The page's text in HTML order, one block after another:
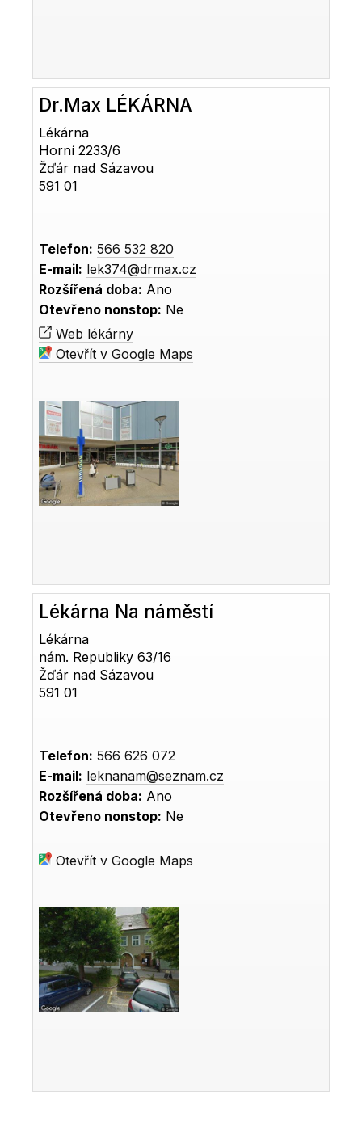
Dr.Max LÉKÁRNA
Lékárna
Horní 2233/6
Žďár nad Sázavou
591 01
Telefon: 566 532 820
E-mail: lek374@drmax.cz
Rozšířená doba: Ano
Otevřeno nonstop: Ne
Web lékárny
Otevřít v Google Maps
Lékárna Na náměstí
Lékárna
nám. Republiky 63/16
Žďár nad Sázavou
591 01
Telefon: 566 626 072
E-mail: leknanam@seznam.cz
Rozšířená doba: Ano
Otevřeno nonstop: Ne
Otevřít v Google Maps